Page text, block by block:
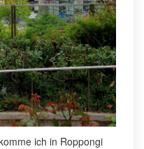
ich in Roppongi